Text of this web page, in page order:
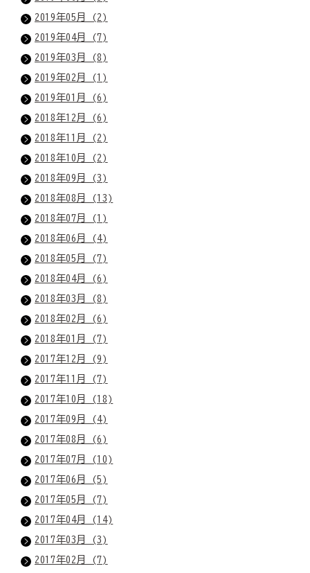
2019年05月 (2)
2019年04月 (7)
2019年03月 (8)
2019年02月 (1)
2019年01月 (6)
2018年12月 (6)
2018年11月 (2)
2018年10月 (2)
2018年09月 (3)
2018年08月 (13)
2018年07月 (1)
2018年06月 (4)
2018年05月 (7)
2018年04月 (6)
2018年03月 (8)
2018年02月 (6)
2018年01月 (7)
2017年12月 (9)
2017年11月 (7)
2017年10月 (18)
2017年09月 (4)
2017年08月 (6)
2017年07月 (10)
2017年06月 (5)
2017年05月 (7)
2017年04月 (14)
2017年03月 (3)
2017年02月 (7)